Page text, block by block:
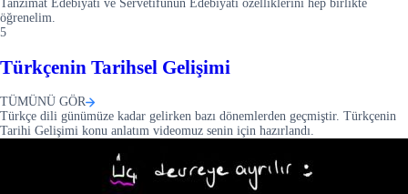
Tanzimat Edebiyatı ve Servetifünun Edebiyatı özelliklerini hep birlikte
öğrenelim.
5
Türkçenin Tarihsel Gelişimi
TÜMÜNÜ GÖR
Türkçe dili günümüze kadar gelirken bazı dönemlerden geçmiştir. Türkçenin
Tarihi Gelişimi konu anlatım videomuz senin için hazırlandı.